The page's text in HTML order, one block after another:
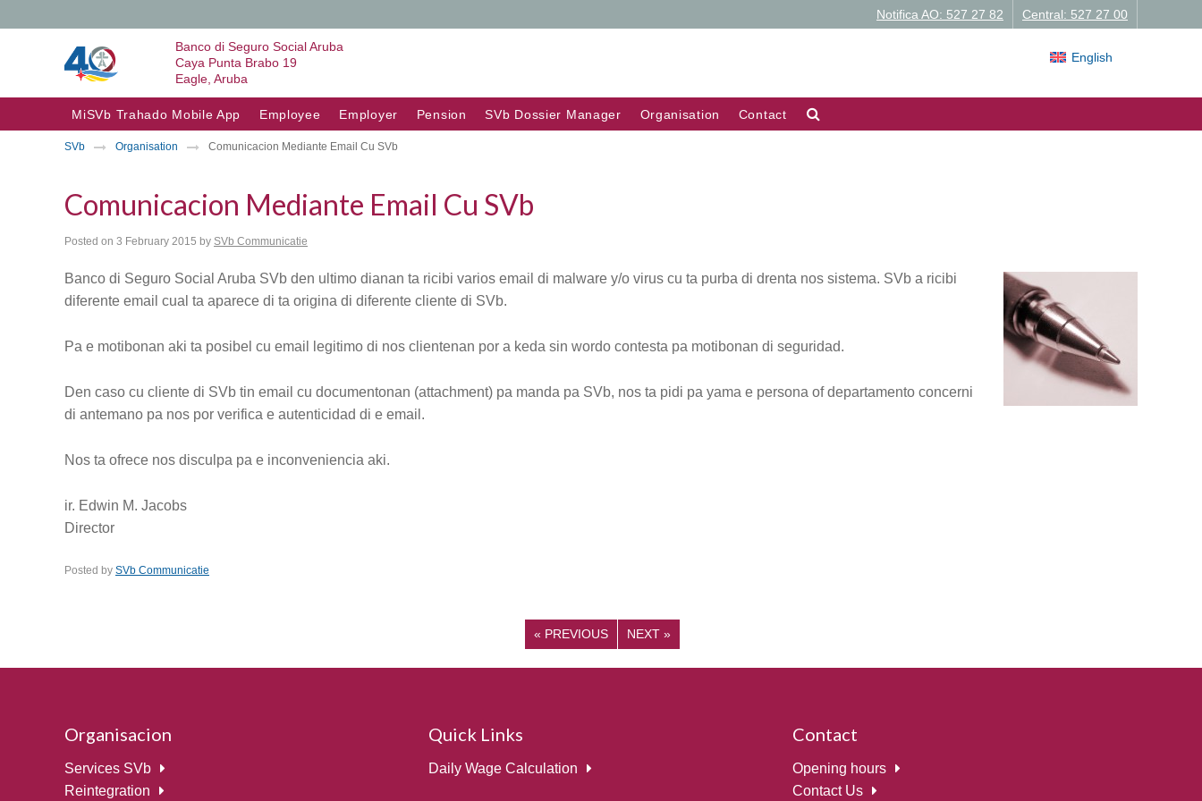
Notifica AO: 527 27 82 Central: 527 27 00
English
Banco di Seguro Social Aruba
Caya Punta Brabo 19
Eagle, Aruba
Skip to content
MiSVb Trahado Mobile App Employee Employer Pension SVb Dossier Manager Organisation Contact
SVb Organisation Comunicacion Mediante Email Cu SVb
Comunicacion Mediante Email Cu SVb
Posted on 3 February 2015 by SVb Communicatie
Banco di Seguro Social Aruba SVb den ultimo dianan ta ricibi varios email di malware y/o virus cu ta purba di drenta nos sistema. SVb a ricibi
diferente email cual ta aparece di ta origina di diferente cliente di SVb.
Pa e motibonan aki ta posibel cu email legitimo di nos clientenan por a keda sin wordo contesta pa motibonan di seguridad.
Den caso cu cliente di SVb tin email cu documentonan (attachment) pa manda pa SVb, nos ta pidi pa yama e persona of departamento concerni
di antemano pa nos por verifica e autenticidad di e email.
Nos ta ofrece nos disculpa pa e inconveniencia aki.
ir. Edwin M. Jacobs
Director
Posted by SVb Communicatie
« PREVIOUS NEXT »
Organisacion
Services SVb
Reintegration
Quick Links
Daily Wage Calculation
Contact
Opening hours
Contact Us